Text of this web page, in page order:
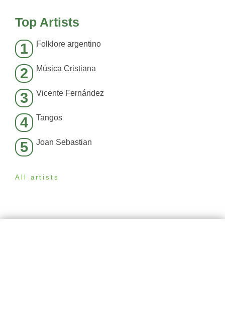
Top Artists
1 Folklore argentino
2 Música Cristiana
3 Vicente Fernández
4 Tangos
5 Joan Sebastian
All artists